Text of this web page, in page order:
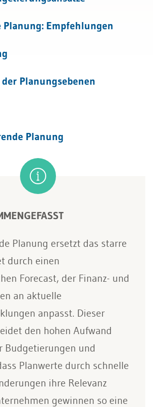
Planung: Empfehlungen
Planungsebenen
Planung
Planung ersetzt das starre
durch einen
Forecast, der Finanz- und
an aktuelle
anpasst. Dieser
den hohen Aufwand
Budgetierungen und
Planwerte durch schnelle
ihre Relevanz
gewinnen so eine